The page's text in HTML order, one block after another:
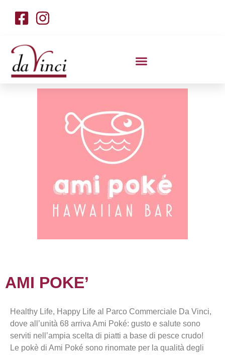
AMI POKE’
Healthy Life, Happy Life al Parco Commerciale Da Vinci,
dove all’unità 68 arriva Ami Poké: gusto e salute sono
serviti nell’ampia scelta di piatti a base di pesce crudo!
Le pokè di Ami Poké sono rinomate per la qualità degli